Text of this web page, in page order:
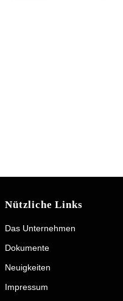
Nützliche Links
Das Unternehmen
Dokumente
Neuigkeiten
Impressum